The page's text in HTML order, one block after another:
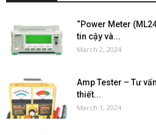
“Power Meter
tin cậy và...
March 2, 2024
Amp Tester – Tư
thiết...
March 1, 2024